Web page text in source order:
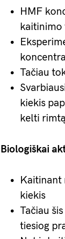
HMF
kaitinimo
Tačiau
kiekis
kelti
Biologiškai
Kaitinant
kiekis
Tačiau
tiesiog